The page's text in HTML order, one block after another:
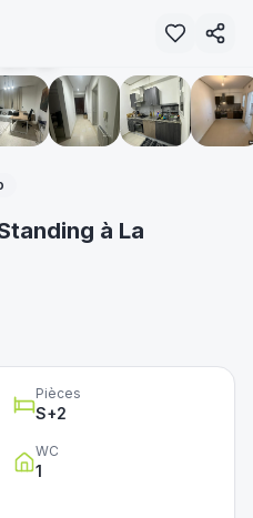
1/11
غير
immoservice.tn
à La
Pièces
S+2
WC
1